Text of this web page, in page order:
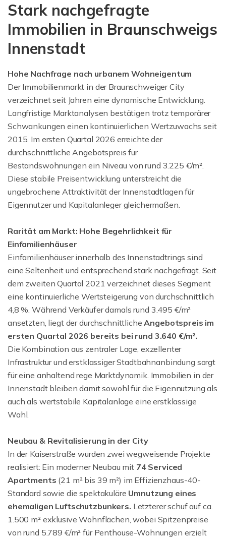
Stark nachgefragte
Immobilien in Braunschweigs
Innenstadt
Hohe Nachfrage nach urbanem Wohneigentum
Der Immobilienmarkt in der Braunschweiger City
verzeichnet seit Jahren eine dynamische Entwicklung.
Langfristige Marktanalysen bestätigen trotz temporärer
Schwankungen einen kontinuierlichen Wertzuwachs seit
2015. Im ersten Quartal 2026 erreichte der
durchschnittliche Angebotspreis für
Bestandswohnungen ein Niveau von rund 3.225 €/m².
Diese stabile Preisentwicklung unterstreicht die
ungebrochene Attraktivität der Innenstadtlagen für
Eigennutzer und Kapitalanleger gleichermaßen.
Rarität am Markt: Hohe Begehrlichkeit für
Einfamilienhäuser
Einfamilienhäuser innerhalb des Innenstadtrings sind
eine Seltenheit und entsprechend stark nachgefragt. Seit
dem zweiten Quartal 2021 verzeichnet dieses Segment
eine kontinuierliche Wertsteigerung von durchschnittlich
4,8 %. Während Verkäufer damals rund 3.495 €/m²
ansetzten, liegt der durchschnittlicheAngebotspreis im
ersten Quartal 2026 bereits bei rund 3.640 €/m².
Die Kombination aus zentraler Lage, exzellenter
Infrastruktur und erstklassiger Stadtbahnanbindung sorgt
für eine anhaltend rege Marktdynamik. Immobilien in der
Innenstadt bleiben damit sowohl für die Eigennutzung als
auch als wertstabile Kapitalanlage eine erstklassige
Wahl.
Neubau & Revitalisierung in der City
In der Kaiserstraße wurden zwei wegweisende Projekte
realisiert: Ein moderner Neubau mit 74 Serviced
Apartments (21 m² bis 39 m²) im Effizienzhaus-40-
Standard sowie die spektakuläre Umnutzung eines
ehemaligen Luftschutzbunkers. Letzterer schuf auf ca.
1.500 m² exklusive Wohnflächen, wobei Spitzenpreise
von rund 5.789 €/m² für Penthouse-Wohnungen erzielt